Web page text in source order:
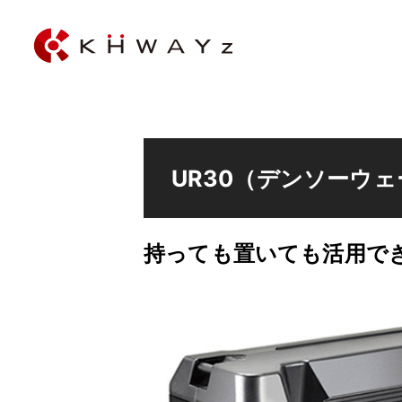
UR30（デンソーウェ
持っても置いても活用で